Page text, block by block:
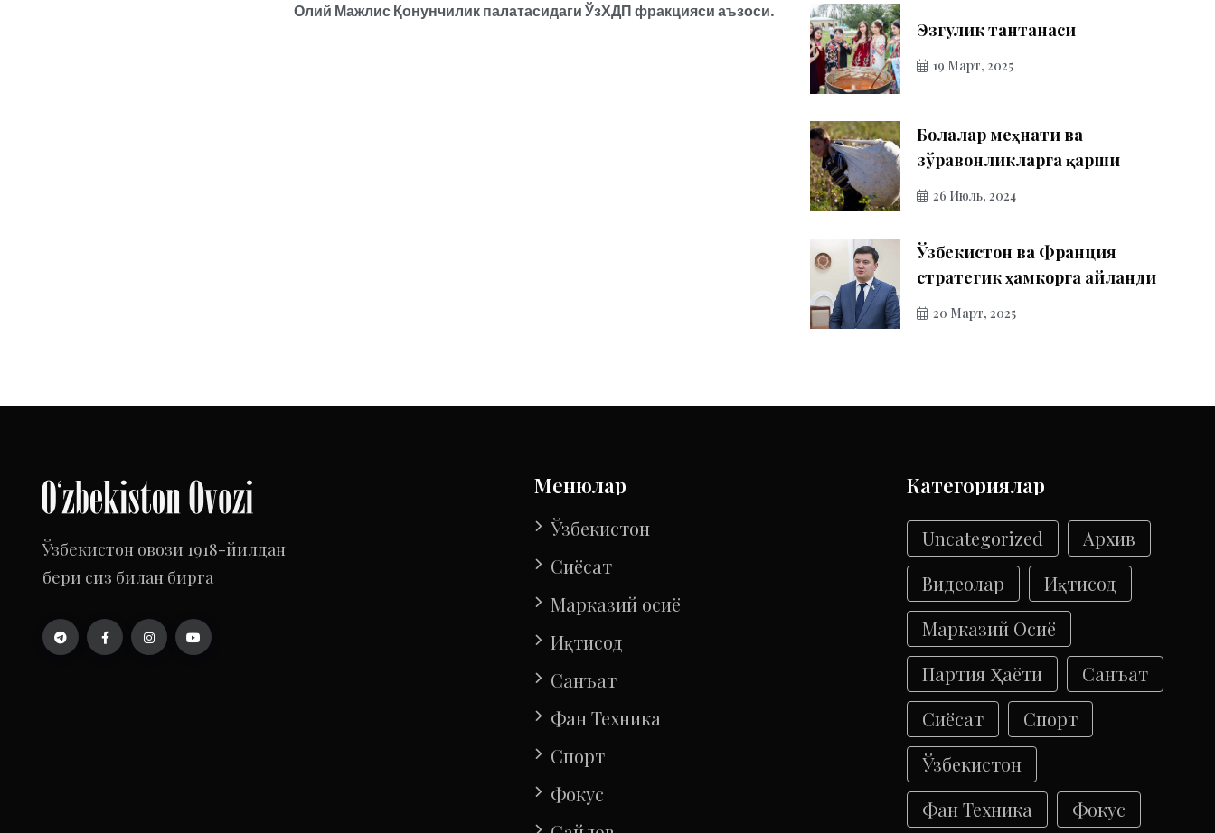
Олий Мажлис Қонунчилик палатасидаги ЎзХДП фракцияси аъзоси.
Эзгулик тантанаси
19 Март, 2025
Болалар меҳнати ва
зўравонликларга қарши
26 Июль, 2024
Ўзбекистон ва Франция
стратегик ҳамкорга айланди
20 Март, 2025
Ўзбекистон овози 1918-йилдан
бери сиз билан бирга
Менюлар
Ўзбекистон
Сиёсат
Марказий осиё
Иқтисод
Санъат
Фан Техника
Спорт
Фокус
Категориялар
Uncategorized
Архив
Видеолар
Иқтисод
Марказий Осиё
Партия Ҳаёти
Санъат
Сиёсат
Спорт
Ўзбекистон
Фан Техника
Фокус